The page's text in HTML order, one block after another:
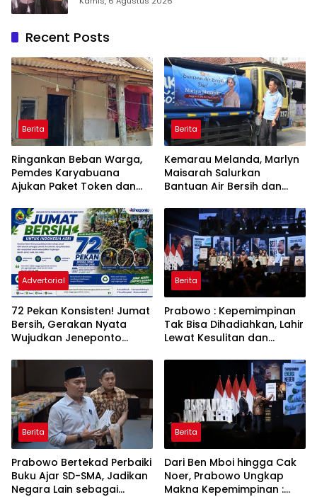
Recent Posts
Berita
Ringankan Beban Warga,
Pemdes Karyabuana
Ajukan Paket Token dan
PLN
Berita
Kemarau Melanda, Marlyn
Maisarah Salurkan
Bantuan Air Bersih dan
Babakan Madang
Advertorial
72 Pekan Konsisten! Jumat
Bersih, Gerakan Nyata
Wujudkan Jeneponto
ASRI
Berita
Prabowo : Kepemimpinan
Tak Bisa Dihadiahkan, Lahir
Lewat Kesulitan dan
Berita
Prabowo Bertekad Perbaiki
Buku Ajar SD-SMA, Jadikan
Negara Lain sebagai
Berita
Dari Ben Mboi hingga Cak
Noer, Prabowo Ungkap
Makna Kepemimpinan :